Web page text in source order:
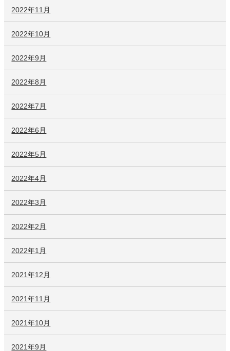
2022年11月
2022年10月
2022年9月
2022年8月
2022年7月
2022年6月
2022年5月
2022年4月
2022年3月
2022年2月
2022年1月
2021年12月
2021年11月
2021年10月
2021年9月